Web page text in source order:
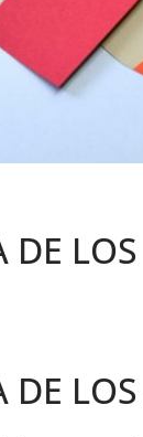
DE LOS